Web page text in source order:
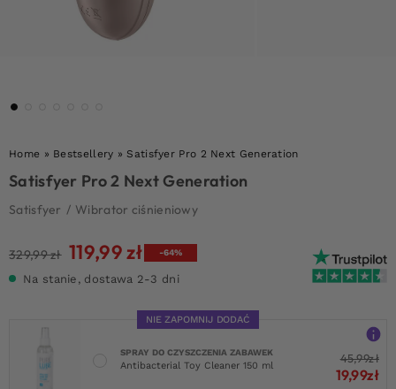
Home » Bestsellery »Satisfyer Pro 2 Next Generation
Satisfyer Pro 2 Next Generation
Satisfyer / Wibrator ciśnieniowy
329,99zł Pierwotna
wynosiła:
119,99zł Aktualna
119,99 zł.
-64%
Na stanie, dostawa 2-3 dni
NIE ZAPOMNIJ DODAĆ
SPRAY DO CZYSZCZENIA ZABAWEK
Antibacterial Toy Cleaner 150 ml
45,99zł
19,99zł